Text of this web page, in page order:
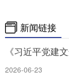
新闻链接
《习近平党建
2026-06-23